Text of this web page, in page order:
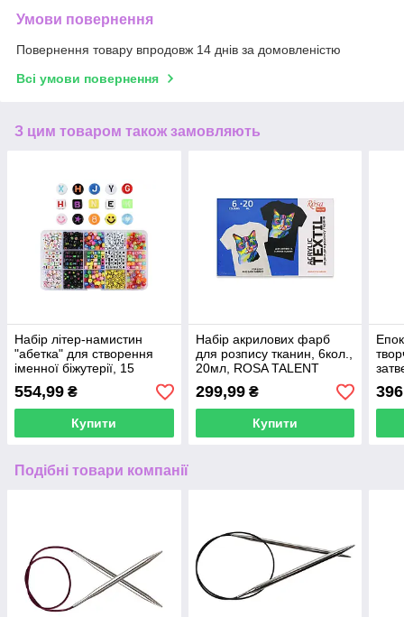
Умови повернення
Повернення товару впродовж 14 днів за домовленістю
Всі умови повернення
З цим товаром також замовляють
Набір літер-намистин
"абетка" для створення
іменної біжутерії, 15
осередків
554,99 ₴
Купити
Набір акрилових фарб
для розпису тканин, 6кол.,
20мл, ROSA TALENT
299,99₴
Купити
(1:1)
Подібні товари компанії